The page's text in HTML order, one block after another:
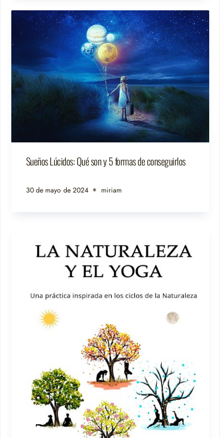
Sueños Lúcidos: Qué son y 5 formas de conseguirlos
30 de mayo de 2024 miriam